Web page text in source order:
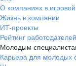
О компаниях в
Жизнь в компании
ИТ-проекты
Рейтинг
Молодым
Карьера для молодых